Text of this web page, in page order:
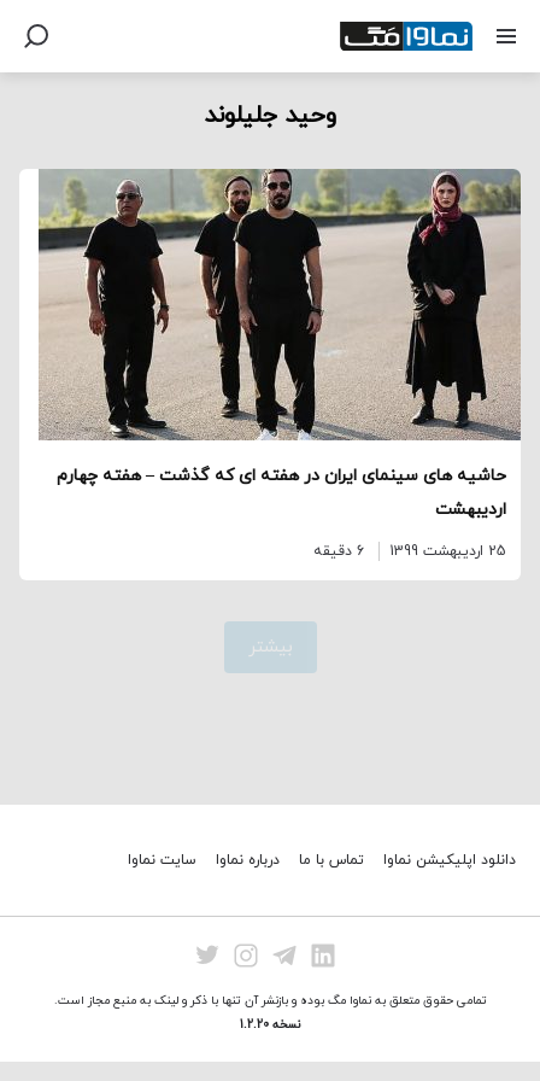
وحید جلیلوند
حاشیه های سینمای ایران در هفته ای که گذشت – هفته چهارم
اردیبهشت
25 اردیبهشت 1399 6 دقیقه
بیشتر
دانلود اپلیکیشن نماوا تماس با ما درباره نماوا سایت نماوا
تمامی حقوق متعلق به نماوا مگ بوده و بازنشر آن تنها با ذکر و لینک به منبع مجاز است.
نسخه 1.2.20